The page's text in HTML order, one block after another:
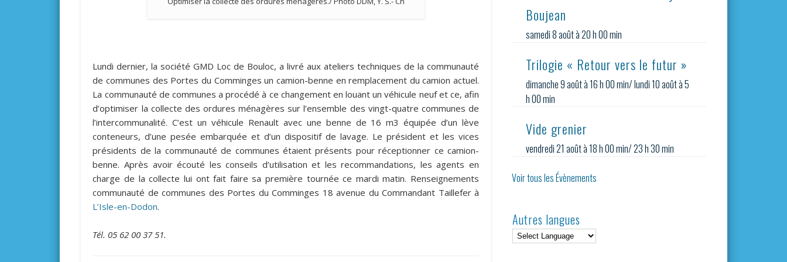
Lundi dernier, la société GMD Loc de Bouloc, a livré aux ateliers techniques de la communauté
de communes des Portes du Comminges un camion-benne en remplacement du camion actuel.
La communauté de communes a procédé à ce changement en louant un véhicule neuf et ce, afin
d’optimiser la collecte des ordures ménagères sur l’ensemble des vingt-quatre communes de
l’intercommunalité. C’est un véhicule Renault avec une benne de 16 m3 équipée d’un lève
conteneurs, d’une pesée embarquée et d’un dispositif de lavage. Le président et les vices
présidents de la communauté de communes étaient présents pour réceptionner ce camion-
benne. Après avoir écouté les conseils d’utilisation et les recommandations, les agents en
charge de la collecte lui ont fait faire sa première tournée ce mardi matin. Renseignements
communauté de communes des Portes du Comminges 18 avenue du Commandant Taillefer à
L’Isle-en-Dodon.
Tél. 05 62 00 37 51.
Boujean
samedi 8 août à 20 h 00 min
Trilogie « Retour vers le futur »
dimanche 9 août à 16 h 00 min/lundi 10 août à 5
h 00 min
Vide grenier
vendredi 21 août à 18 h 00 min/23 h 30 min
Voir tous les Évènements
Autres langues